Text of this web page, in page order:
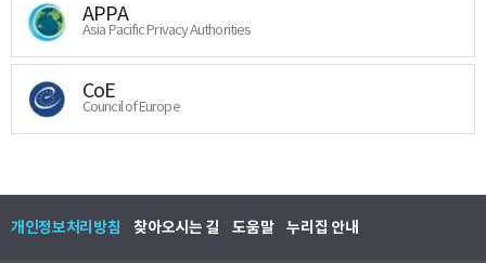
APPA
Asia Pacific Privacy Authorities
CoE
Council of Europe
개인정보처리방침 찾아오시는 길 도움말 누리집 안내